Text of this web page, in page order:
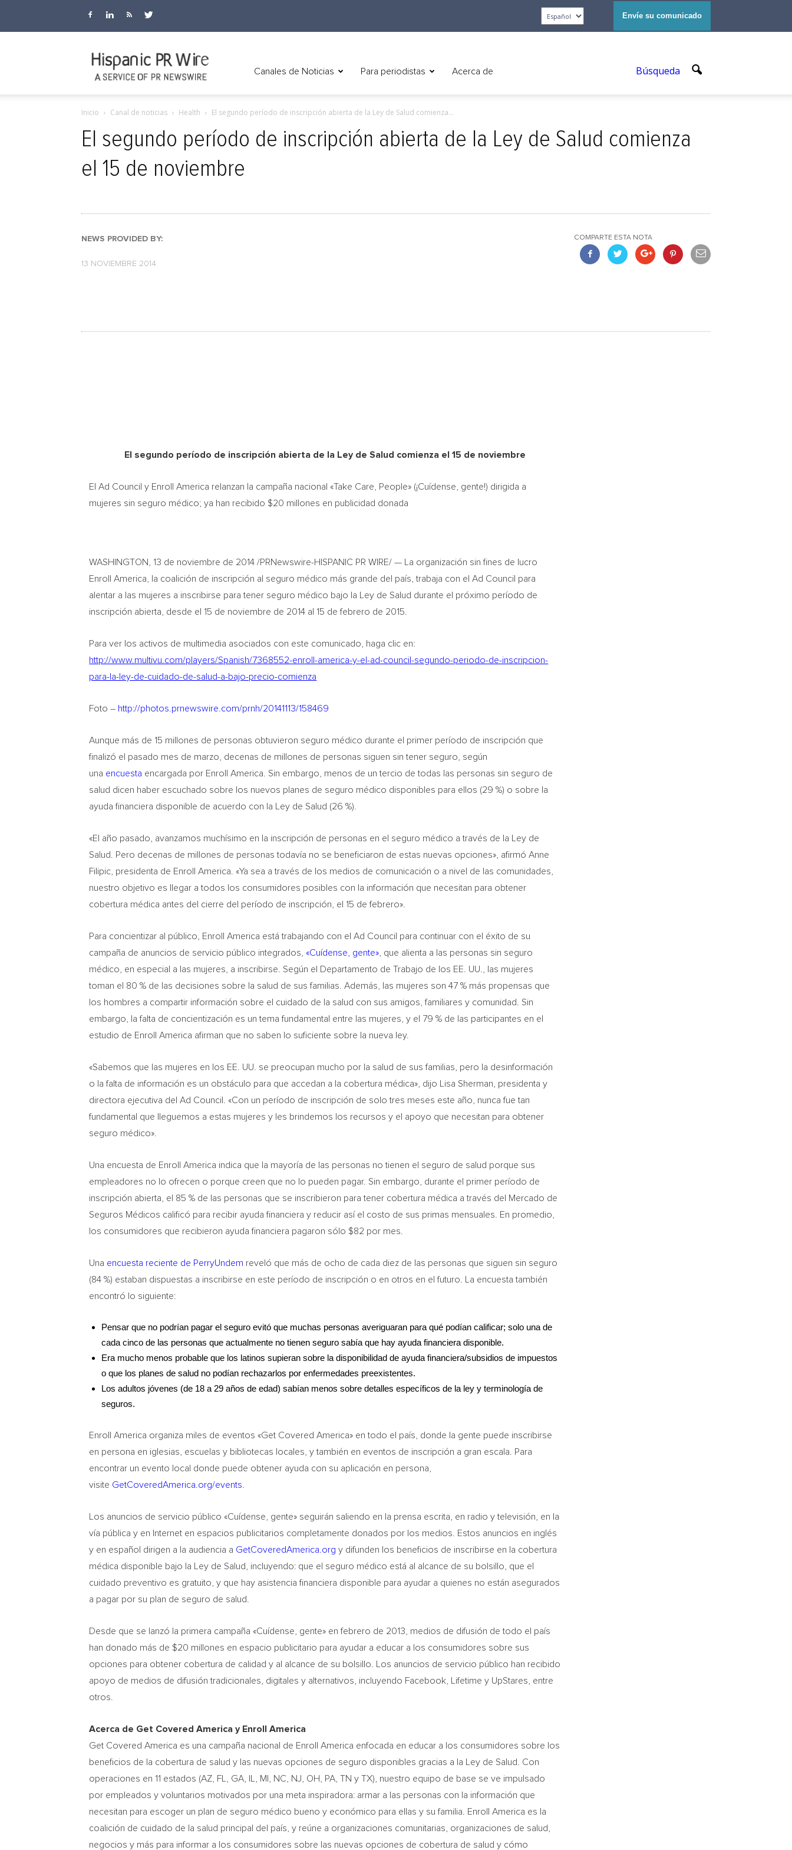
Envíe su comunicado
Canales de Noticias Para periodistas Acerca de Búsqueda
Inicio Canal de noticias Health El segundo período de inscripción abierta de la Ley de Salud comienza...
El segundo período de inscripción abierta de la Ley de Salud comienza
el 15 de noviembre
NEWS PROVIDED BY:
13 NOVIEMBRE 2014
COMPARTE ESTA NOTA
El segundo período de inscripción abierta de la Ley de Salud comienza el 15 de noviembre
El Ad Council y Enroll America relanzan la campaña nacional «Take Care, People» (¡Cuídense, gente!) dirigida a
mujeres sin seguro médico; ya han recibido $20 millones en publicidad donada
WASHINGTON, 13 de noviembre de 2014 /PRNewswire-HISPANIC PR WIRE/ — La organización sin fines de lucro
Enroll America, la coalición de inscripción al seguro médico más grande del país, trabaja con el Ad Council para
alentar a las mujeres a inscribirse para tener seguro médico bajo la Ley de Salud durante el próximo período de
inscripción abierta, desde el 15 de noviembre de 2014 al 15 de febrero de 2015.
Para ver los activos de multimedia asociados con este comunicado, haga clic en:
http://www.multivu.com/players/Spanish/7368552-enroll-america-y-el-ad-council-segundo-periodo-de-inscripcion-
para-la-ley-de-cuidado-de-salud-a-bajo-precio-comienza
Foto – http://photos.prnewswire.com/prnh/20141113/158469
Aunque más de 15 millones de personas obtuvieron seguro médico durante el primer período de inscripción que
finalizó el pasado mes de marzo, decenas de millones de personas siguen sin tener seguro, según
una encuesta encargada por Enroll America. Sin embargo, menos de un tercio de todas las personas sin seguro de
salud dicen haber escuchado sobre los nuevos planes de seguro médico disponibles para ellos (29 %) o sobre la
ayuda financiera disponible de acuerdo con la Ley de Salud (26 %).
«El año pasado, avanzamos muchísimo en la inscripción de personas en el seguro médico a través de la Ley de
Salud. Pero decenas de millones de personas todavía no se beneficiaron de estas nuevas opciones», afirmó Anne
Filipic, presidenta de Enroll America. «Ya sea a través de los medios de comunicación o a nivel de las comunidades,
nuestro objetivo es llegar a todos los consumidores posibles con la información que necesitan para obtener
cobertura médica antes del cierre del período de inscripción, el 15 de febrero».
Para concientizar al público, Enroll America está trabajando con el Ad Council para continuar con el éxito de su
campaña de anuncios de servicio público integrados,«Cuídense, gente» , que alienta a las personas sin seguro
médico, en especial a las mujeres, a inscribirse. Según el Departamento de Trabajo de los EE. UU., las mujeres
toman el 80 % de las decisiones sobre la salud de sus familias. Además, las mujeres son 47 % más propensas que
los hombres a compartir información sobre el cuidado de la salud con sus amigos, familiares y comunidad. Sin
embargo, la falta de concientización es un tema fundamental entre las mujeres, y el 79 % de las participantes en el
estudio de Enroll America afirman que no saben lo suficiente sobre la nueva ley.
«Sabemos que las mujeres en los EE. UU. se preocupan mucho por la salud de sus familias, pero la desinformación
o la falta de información es un obstáculo para que accedan a la cobertura médica», dijo Lisa Sherman, presidenta y
directora ejecutiva del Ad Council. «Con un período de inscripción de solo tres meses este año, nunca fue tan
fundamental que lleguemos a estas mujeres y les brindemos los recursos y el apoyo que necesitan para obtener
seguro médico».
Una encuesta de Enroll America indica que la mayoría de las personas no tienen el seguro de salud porque sus
empleadores no lo ofrecen o porque creen que no lo pueden pagar. Sin embargo, durante el primer período de
inscripción abierta, el 85 % de las personas que se inscribieron para tener cobertura médica a través del Mercado de
Seguros Médicos calificó para recibir ayuda financiera y reducir así el costo de sus primas mensuales. En promedio,
los consumidores que recibieron ayuda financiera pagaron sólo $82 por mes.
Una encuesta reciente de PerryUndem reveló que más de ocho de cada diez de las personas que siguen sin seguro
(84 %) estaban dispuestas a inscribirse en este período de inscripción o en otros en el futuro. La encuesta también
encontró lo siguiente:
Pensar que no podrían pagar el seguro evitó que muchas personas averiguaran para qué podían calificar; solo una de
cada cinco de las personas que actualmente no tienen seguro sabía que hay ayuda financiera disponible.
Era mucho menos probable que los latinos supieran sobre la disponibilidad de ayuda financiera/subsidios de impuestos
o que los planes de salud no podían rechazarlos por enfermedades preexistentes.
Los adultos jóvenes (de 18 a 29 años de edad) sabían menos sobre detalles específicos de la ley y terminología de
seguros.
Enroll America organiza miles de eventos «Get Covered America» en todo el país, donde la gente puede inscribirse
en persona en iglesias, escuelas y bibliotecas locales, y también en eventos de inscripción a gran escala. Para
encontrar un evento local donde puede obtener ayuda con su aplicación en persona,
visite GetCoveredAmerica.org/events
Los anuncios de servicio público «Cuídense, gente» seguirán saliendo en la prensa escrita, en radio y televisión, en la
vía pública y en Internet en espacios publicitarios completamente donados por los medios. Estos anuncios en inglés
y en español dirigen a la audiencia a GetCoveredAmerica.org y difunden los beneficios de inscribirse en la cobertura
médica disponible bajo la Ley de Salud, incluyendo: que el seguro médico está al alcance de su bolsillo, que el
cuidado preventivo es gratuito, y que hay asistencia financiera disponible para ayudar a quienes no están asegurados
a pagar por su plan de seguro de salud.
Desde que se lanzó la primera campaña «Cuídense, gente» en febrero de 2013, medios de difusión de todo el país
han donado más de $20 millones en espacio publicitario para ayudar a educar a los consumidores sobre sus
opciones para obtener cobertura de calidad y al alcance de su bolsillo. Los anuncios de servicio público han recibido
apoyo de medios de difusión tradicionales, digitales y alternativos, incluyendo Facebook, Lifetime y UpStares, entre
otros.
Acerca de Get Covered America y Enroll America
Get Covered America es una campaña nacional de Enroll America enfocada en educar a los consumidores sobre los
beneficios de la cobertura de salud y las nuevas opciones de seguro disponibles gracias a la Ley de Salud. Con
operaciones en 11 estados (AZ, FL, GA, IL, MI, NC, NJ, OH, PA, TN y TX), nuestro equipo de base se ve impulsado
por empleados y voluntarios motivados por una meta inspiradora: armar a las personas con la información que
necesitan para escoger un plan de seguro médico bueno y económico para ellas y su familia. Enroll America es la
coalición de cuidado de la salud principal del país, y reúne a organizaciones comunitarias, organizaciones de salud,
negocios y más para informar a los consumidores sobre las nuevas opciones de cobertura de salud y cómo